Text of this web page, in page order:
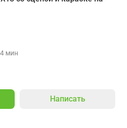
4 мин
Написать